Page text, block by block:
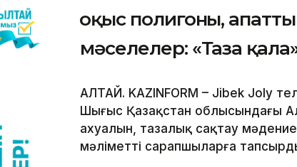
Қоқыс полигоны,
мәселелер: «Таза
АЛТАЙ. KAZINFORM – Jibek Joly
Шығыс Қазақстан облысындағы
ахуалын, тазалық сақтау
мәліметті сарапшыларға